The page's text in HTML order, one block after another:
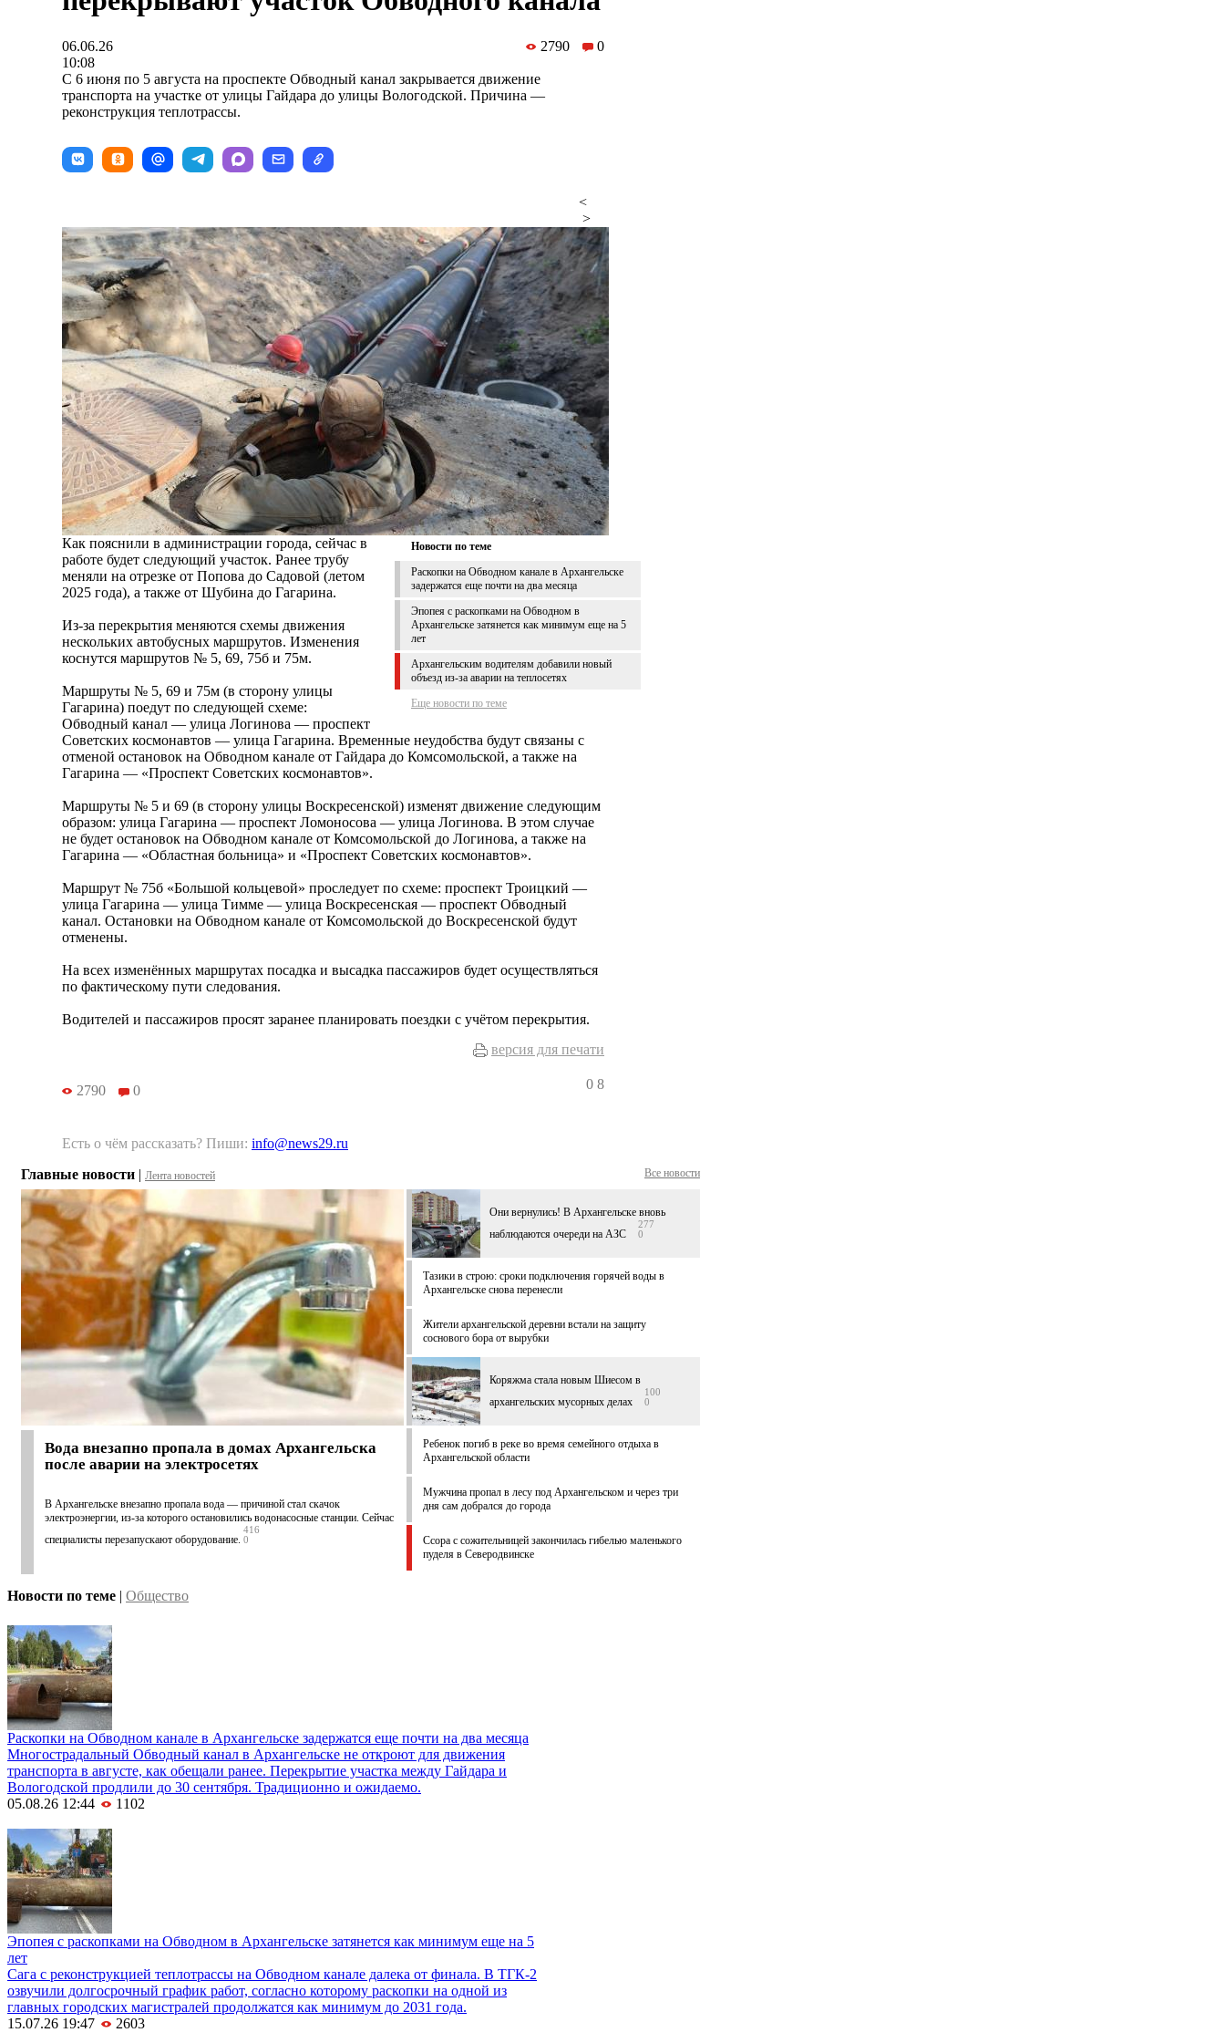
06.06.26
10:08
2790 0
С 6 июня по 5 августа на проспекте Обводный канал закрывается движение
транспорта на участке от улицы Гайдара до улицы Вологодской. Причина —
реконструкция теплотрассы.
<
>
Новости по теме
Раскопки на Обводном канале в Архангельске
задержатся еще почти на два месяца
Эпопея с раскопками на Обводном в
Архангельске затянется как минимум еще на 5
лет
Архангельским водителям добавили новый
объезд из-за аварии на теплосетях
Еще новости по теме
Как пояснили в администрации города, сейчас в
работе будет следующий участок. Ранее трубу
меняли на отрезке от Попова до Садовой (летом
2025 года), а также от Шубина до Гагарина.
Из-за перекрытия меняются схемы движения
нескольких автобусных маршрутов. Изменения
коснутся маршрутов № 5, 69, 75б и 75м.
Маршруты № 5, 69 и 75м (в сторону улицы
Гагарина) поедут по следующей схеме:
Обводный канал — улица Логинова — проспект
Советских космонавтов — улица Гагарина. Временные неудобства будут связаны с
отменой остановок на Обводном канале от Гайдара до Комсомольской, а также на
Гагарина — «Проспект Советских космонавтов».
Маршруты № 5 и 69 (в сторону улицы Воскресенской) изменят движение следующим
образом: улица Гагарина — проспект Ломоносова — улица Логинова. В этом случае
не будет остановок на Обводном канале от Комсомольской до Логинова, а также на
Гагарина — «Областная больница» и «Проспект Советских космонавтов».
Маршрут № 75б «Большой кольцевой» проследует по схеме: проспект Троицкий —
улица Гагарина — улица Тимме — улица Воскресенская — проспект Обводный
канал. Остановки на Обводном канале от Комсомольской до Воскресенской будут
отменены.
На всех изменённых маршрутах посадка и высадка пассажиров будет осуществляться
по фактическому пути следования.
Водителей и пассажиров просят заранее планировать поездки с учётом перекрытия.
версия для печати
2790 0 0 8
Есть о чём рассказать? Пиши: info@news29.ru
Главные новости | Лента новостей Все новости
Вода внезапно пропала в домах Архангельска
после аварии на электросетях
В Архангельске внезапно пропала вода — причиной стал скачок
электроэнергии, из-за которого остановились водонасосные станции. Сейчас
специалисты перезапускают оборудование.
416
0
Они вернулись! В Архангельске вновь
наблюдаются очереди на АЗС
277
0
Тазики в строю: сроки подключения горячей воды в
Архангельске снова перенесли
Жители архангельской деревни встали на защиту
соснового бора от вырубки
Коряжма стала новым Шиесом в
архангельских мусорных делах
100
0
Ребенок погиб в реке во время семейного отдыха в
Архангельской области
Мужчина пропал в лесу под Архангельском и через три
дня сам добрался до города
Ссора с сожительницей закончилась гибелью маленького
пуделя в Северодвинске
Новости по теме | Общество
Раскопки на Обводном канале в Архангельске задержатся еще почти на два месяца
Многострадальный Обводный канал в Архангельске не откроют для движения
транспорта в августе, как обещали ранее. Перекрытие участка между Гайдара и
Вологодской продлили до 30 сентября. Традиционно и ожидаемо.
05.08.26 12:44
1102
Эпопея с раскопками на Обводном в Архангельске затянется как минимум еще на 5
лет
Сага с реконструкцией теплотрассы на Обводном канале далека от финала. В ТГК-2
озвучили долгосрочный график работ, согласно которому раскопки на одной из
главных городских магистралей продолжатся как минимум до 2031 года.
15.07.26 19:47
2603